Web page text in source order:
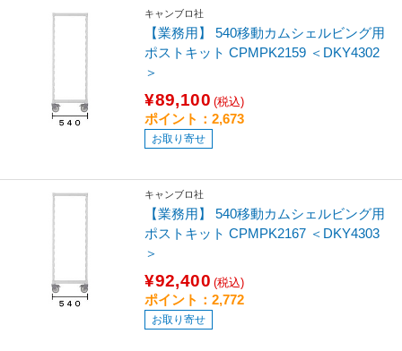
キャンブロ社
【業務用】 540移動カムシェルビング用
ポストキット CPMPK2159 ＜DKY4302
＞
¥89,100 (税込)
ポイント：2,673
お取り寄せ
キャンブロ社
【業務用】 540移動カムシェルビング用
ポストキット CPMPK2167 ＜DKY4303
＞
¥92,400 (税込)
ポイント：2,772
お取り寄せ